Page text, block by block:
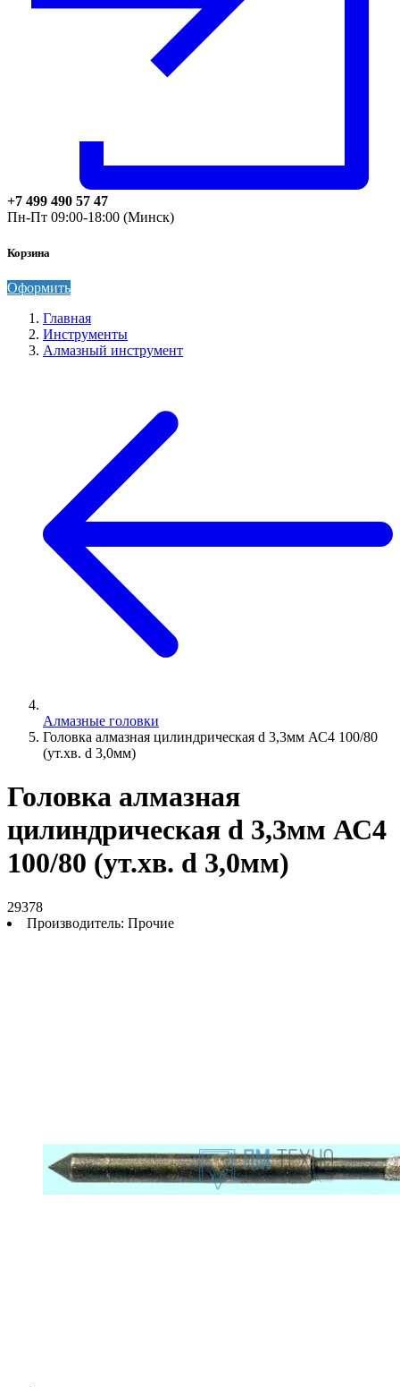
+7 499 490 57 47
Пн-Пт 09:00-18:00 (Минск)
Корзина
Оформить
Главная
Инструменты
Алмазный инструмент
Алмазные головки
Головка алмазная цилиндрическая d 3,3мм АС4 100/80
(ут.хв. d 3,0мм)
Головка алмазная
цилиндрическая d 3,3мм АС4
100/80 (ут.хв. d 3,0мм)
29378
Производитель: Прочие